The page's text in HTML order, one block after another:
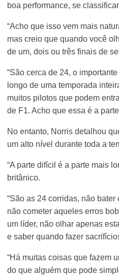
boa performance, se
“Acho que isso vem mais
mas creio que quando você
de um, dois ou três finais de
“São cerca de 24, o
longo de uma temporada
muitos pilotos que podem
de F1. Acho que essa é a
No entanto, Norris detalhou
um alto nível durante toda a
“A parte difícil é a parte mais
britânico.
“São as 24 corridas, não
não cometer aqueles erros
um líder, não olhar apenas
e saber quando fazer
“Há muitas coisas que fazem
do que alguém que pode